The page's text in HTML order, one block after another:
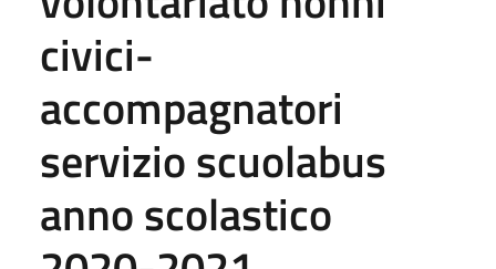
civici-
accompagnatori
servizio scuolabus
anno scolastico